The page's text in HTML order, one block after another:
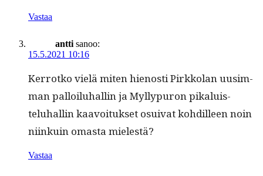
Vastaa
antti sanoo:
15.5.2021 10:16
Ker­rotko vielä miten hienos­ti Pirkkolan uusim­
man pal­loiluhallin ja Myl­ly­puron pikaluis­
teluhallin kaavoituk­set osui­v­at kohdilleen noin
niinkuin omas­ta mielestä?
Vastaa